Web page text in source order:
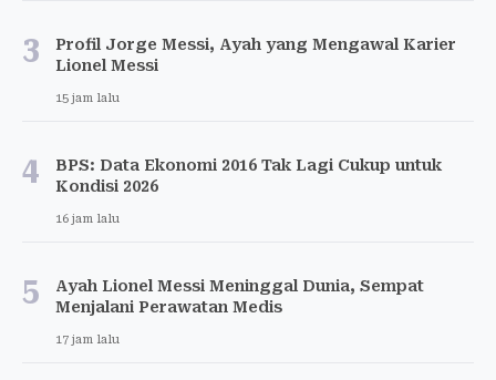
3
Profil Jorge Messi, Ayah yang Mengawal Karier
Lionel Messi
15 jam lalu
4
BPS: Data Ekonomi 2016 Tak Lagi Cukup untuk
Kondisi 2026
16 jam lalu
5
Ayah Lionel Messi Meninggal Dunia, Sempat
Menjalani Perawatan Medis
17 jam lalu